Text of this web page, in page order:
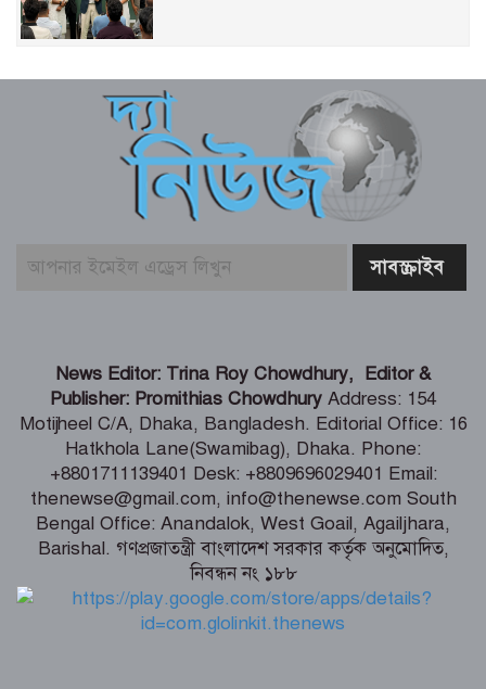
পরীক্ষায় অংশ নিলেন মা
শিশুদের মানসিক ক্ষতি – মেটাকে ৯৪২
মিলিয়ন ডলার জরিমানা করলো যুক্তরাষ্ট্র
জাতিসংঘ অধিবেশনে যোগ দিতে সেপ্টেম্বরে
সিলেটে দুই যাত্রীবাহী বাসের মুখোমুখি
সংঘর্ষে নিহত ৯
বেনাপোলে ২টি ককটেল উদ্ধার
থাইল্যান্ডের স্কুলে গুলিবর্ষণ: শিক্ষক নিহত,
আহত চার
News Editor: Trina Roy Chowdhury, Editor &
Publisher: Promithias Chowdhury Address: 154
Motijheel C/A, Dhaka, Bangladesh. Editorial Office: 16
Hatkhola Lane(Swamibag), Dhaka. Phone:
+8801711139401 Desk: +8809696029401 Email:
thenewse@gmail.com, info@thenewse.com South
Bengal Office: Anandalok, West Goail, Agailjhara,
Barishal. গণপ্রজাতন্ত্রী বাংলাদেশ সরকার কর্তৃক অনুমোদিত,
নিবন্ধন নং ১৮৮